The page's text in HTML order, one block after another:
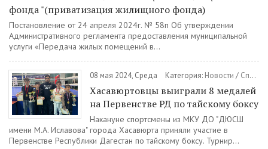
фонда "(приватизация жилищного фонда)
Постановление от 24 апреля 2024г. № 58п Об утверждении
Административного регламента предоставления муниципальной
услуги «Передача жилых помещений в...
08 мая 2024, Среда Категория: Новости / Спорт
Хасавюртовцы выиграли 8 медалей
на Первенстве РД по тайскому боксу
Накануне спортсмены из МКУ ДО "ДЮСШ
имени М.А. Иславова" города Хасавюрта приняли участие в
Первенстве Республики Дагестан по тайскому боксу. Турнир...